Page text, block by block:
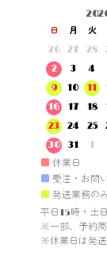
日 月 火
26
27 28
2
3 4
9
10 11
16
17 18
23
24 25
30
31 1
■ 休業日
■ 受注・お問
■ 発送業務の
平日15時・土
※一部、予約商
※休業日は発送